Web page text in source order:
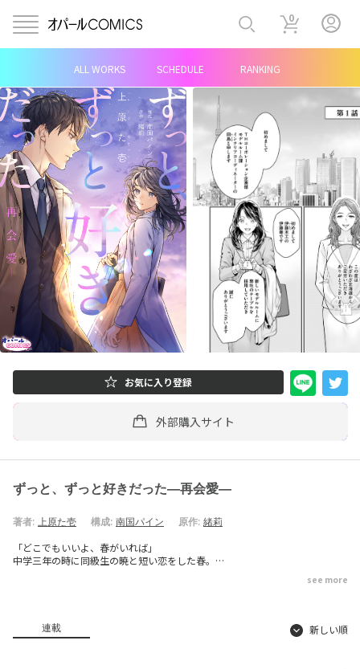
ALL WORKS SCHEDULE RANKING
0
お気に入り登録
外部購入サイト
ずっと、ずっと好きだった―再会愛―
著者: 上原た壱 構成: 南国パイン 原作: 緒莉
「どこでもいいよ、春がいれば」
中学三年の時に同級生の暁と短い恋をした春。
あれから十年。
取引先の上司として再会した暁は、春を覚えていないそぶりだったが……？
see more
連載 新しい順